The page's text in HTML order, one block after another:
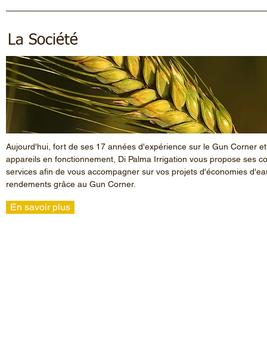
La Société
Aujourd'hui, fort de ses 17 années d'expérience sur le Gun Corner
appareils en fonctionnement, Di Palma Irrigation vous propose ses
services afin de vous accompagner sur vos projets d'économies
rendements grâce au Gun Corner.
En savoir plus